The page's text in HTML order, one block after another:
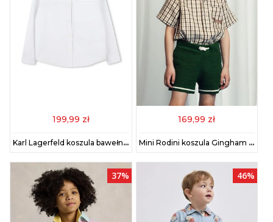
199,99 zł
Karl Lagerfeld koszula bawełniana dziecięca kolor biały Z30421
169,99 zł
Mini Rodini koszula Gingham kolor beżowy 2522016013
37% 46%